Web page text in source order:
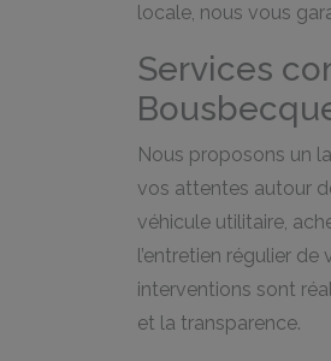
locale, nous vous
Services
Nous proposons un
vos attentes autour
véhicule utilitaire,
l’entretien régulier
interventions sont
et la transparence.